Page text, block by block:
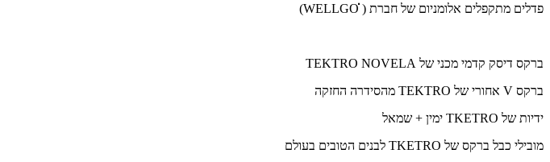
פדלים מתקפלים אלומניום של חברת ( ׂWELLGOׁׁׁׁׂׂׂׂ)
ברקס דיסק קדמי מכני של TEKTRO NOVELA
ברקס V אחורי של TEKTRO מהסידרה החזקה
ידיות של TKETRO ימין + שמאל
מובילי כבל ברקס של TKETRO לבנים הטובים בעולם